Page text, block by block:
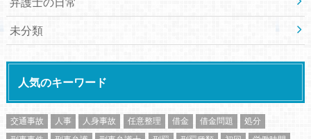
未分類
人気のキーワード
交通事故 人事 人身事故 任意整理 借金 借金問題
処分